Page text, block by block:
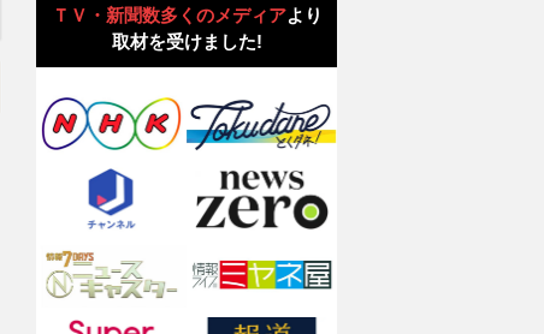
ＴＶ・新聞数多くのメディアより
取材を受けました!